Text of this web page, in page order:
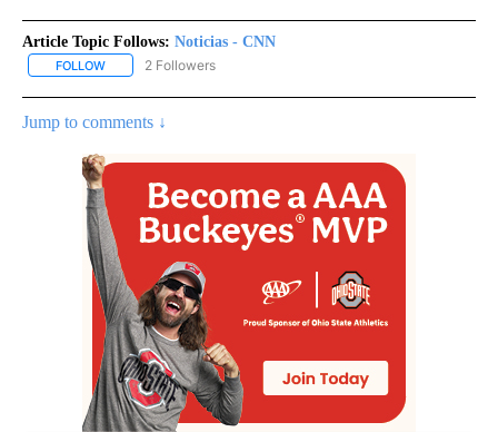
Article Topic Follows: Noticias - CNN
FOLLOW FOLLOW "NOTICIAS - CNN" TO RECEIVE NOTIFICATIONS ABOUT
2 Followers
Jump to comments ↓